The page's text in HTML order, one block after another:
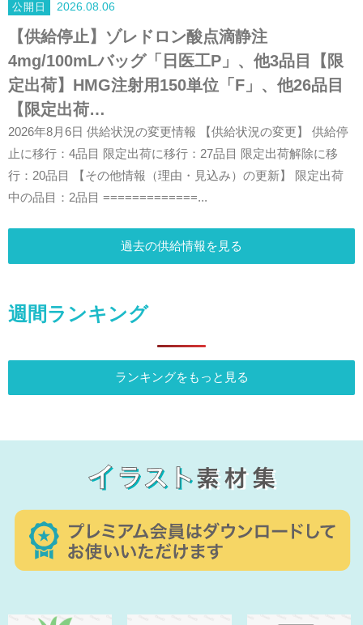
2026.08.06
【供給停止】ゾレドロン酸点滴静注
4mg/100mLバッグ「日医工P」、他3品目【限
定出荷】HMG注射用150単位「F」、他26品目
【限定出荷…
2026年8月6日 供給状況の変更情報 【供給状況の変更】 供給停
止に移行：4品目 限定出荷に移行：27品目 限定出荷解除に移
行：20品目 【その他情報（理由・見込み）の更新】 限定出荷
中の品目：2品目 =============...
過去の供給情報を見る
週間ランキング
ランキングをもっと見る